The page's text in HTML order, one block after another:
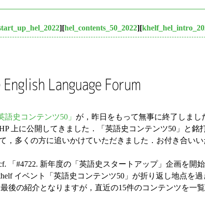
][hel_contents_50_2022][
語史コンテンツ50」 が，昨日をもって無事に終了しま
上に公開してきました．「英語史コンテンツ50」と銘
多くの方に追いかけていただきました．お付き合い
#4722. 新年度の「英語史スタートアップ」企画を開
イベント「英語史コンテンツ50」が折り返し地点を
後の紹介となりますが，直近の15件のコンテンツを一覧